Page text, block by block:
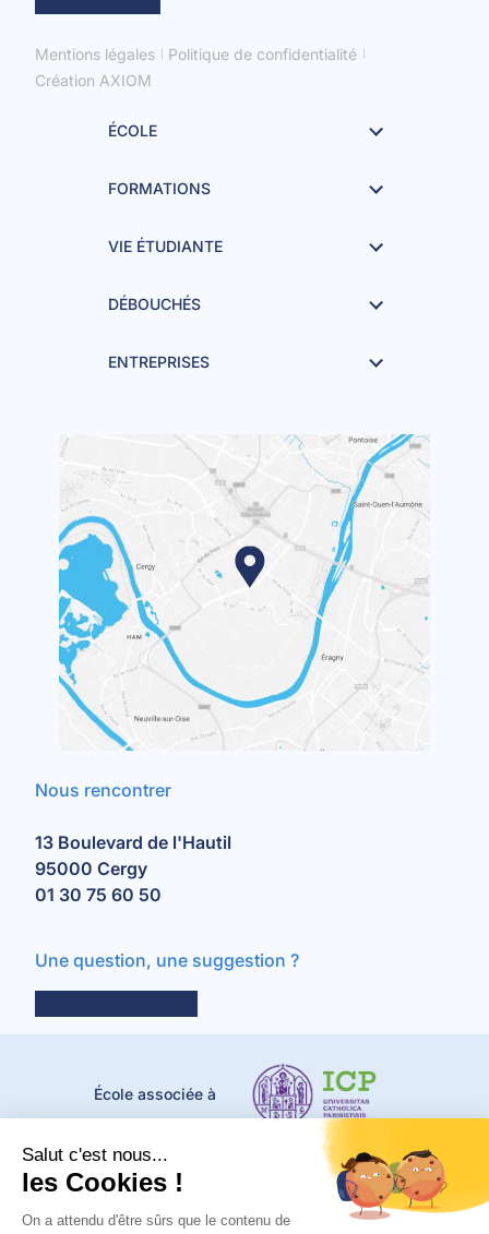
Mentions légales
Politique de confidentialité
Création AXIOM
ÉCOLE
FORMATIONS
VIE ÉTUDIANTE
DÉBOUCHÉS
ENTREPRISES
Nous rencontrer
13 Boulevard de l'Hautil
95000 Cergy
01 30 75 60 50
Une question, une suggestion ?
École associée à